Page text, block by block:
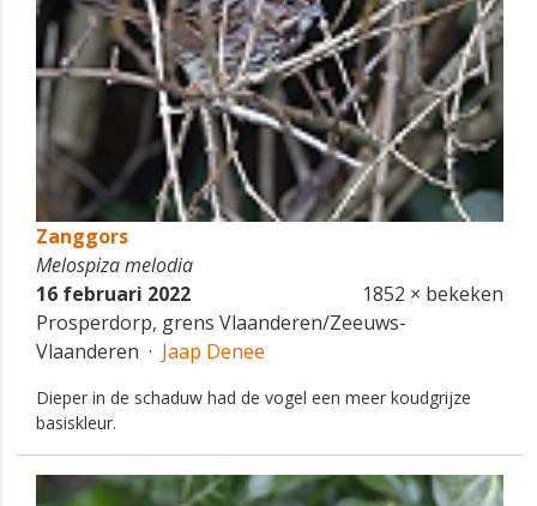
Zanggors
Melospiza melodia
16 februari 2022
1852 × bekeken
Prosperdorp, grens Vlaanderen/Zeeuws-
Vlaanderen · Jaap Denee
Dieper in de schaduw had de vogel een meer koudgrijze
basiskleur.